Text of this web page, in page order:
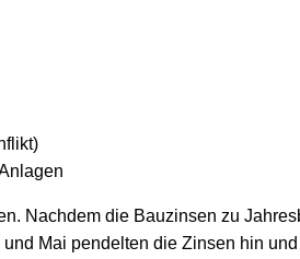
Nachdem die Bauzinsen zu
Mai pendelten die Zinsen hin